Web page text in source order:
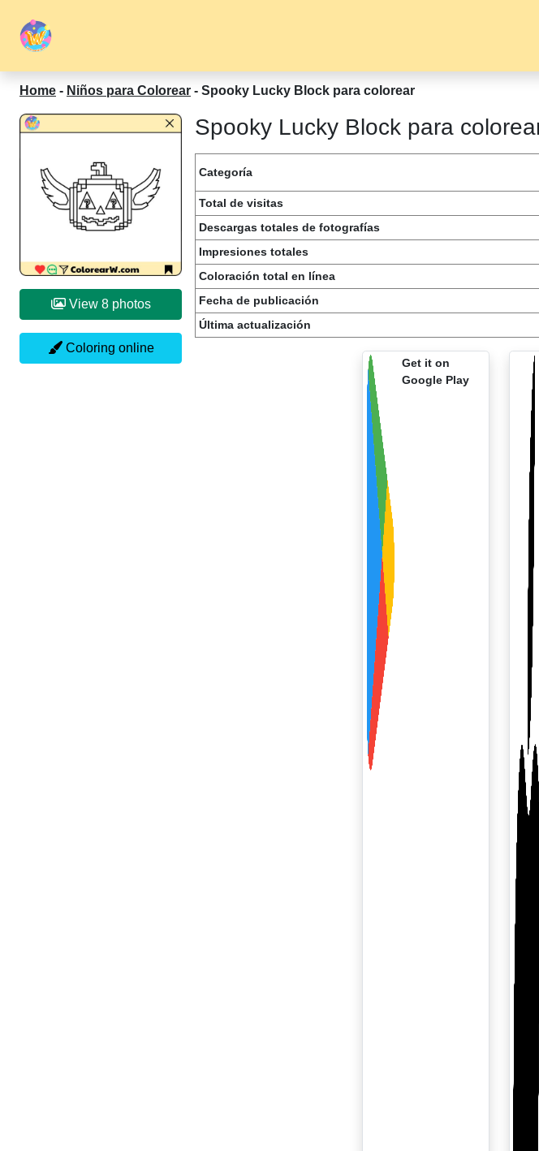
Home - Niños para Colorear - Spooky Lucky Block para colorear
View 8 photos
Coloring online
Spooky Lucky Block para
Categoría
Total de visitas
Descargas totales de fotografías
Impresiones totales
Coloración total en línea
Fecha de publicación
Última actualización
Get it on
Google Play